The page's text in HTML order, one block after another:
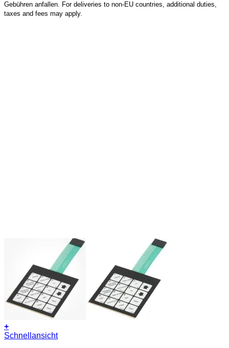
Gebühren anfallen. For deliveries to non-EU countries, additional duties,
taxes and fees may apply.
+
Schnellansicht